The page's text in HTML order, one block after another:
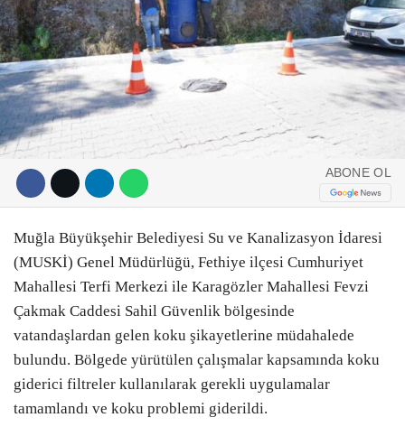
Instagram
Youtube
CANLI YAYIN
ABONE OL
Muğla Büyükşehir Belediyesi Su ve Kanalizasyon İdaresi
(MUSKİ) Genel Müdürlüğü, Fethiye ilçesi Cumhuriyet
Mahallesi Terfi Merkezi ile Karagözler Mahallesi Fevzi
Çakmak Caddesi Sahil Güvenlik bölgesinde
vatandaşlardan gelen koku şikayetlerine müdahalede
bulundu. Bölgede yürütülen çalışmalar kapsamında koku
giderici filtreler kullanılarak gerekli uygulamalar
tamamlandı ve koku problemi giderildi.